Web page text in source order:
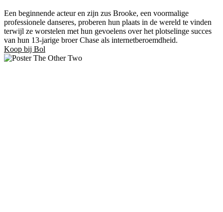
Een beginnende acteur en zijn zus Brooke, een voormalige
professionele danseres, proberen hun plaats in de wereld te vinden
terwijl ze worstelen met hun gevoelens over het plotselinge succes
van hun 13-jarige broer Chase als internetberoemdheid.
Koop bij Bol